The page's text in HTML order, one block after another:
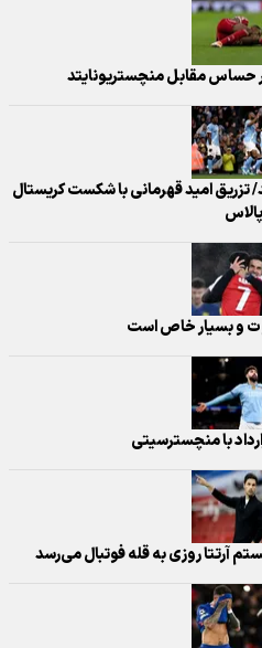
حساس مقابل منچستریونایتد
تزریق امید قهرمانی با شکست کریستال
پالاس
و بسیار خاص است
با منچسترسیتی
آرتتا روزی به قله فوتبال می‌رسد